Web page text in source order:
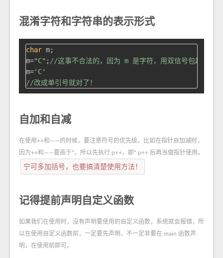
混淆字符和字符串的表示形式
char m;
m="C" ; //这事不合法的，因为 m 是字符，用双信号包起来是
m='C'
//改成单引号就对了！
自加和自减
在使用++和——的时候，要注意符号的优先级，比如在指针自加减时，
因为++和——要高于*，所以先执行 p++，即* p++ 后再当做指针使用。
宁可多加括号，也要搞清楚使用方法！
记得提前声明自定义函数
如果我们在使用时，没有声明要使用的自定义函数，系统就会报错，所
以在使用自定义函数前，一定要先声明，不一定非要在 main 函数声
明，在使用前即可。